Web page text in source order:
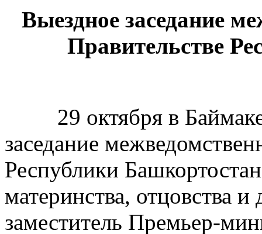
Выездное заседание
Правительстве
29 октября в Баймаке
заседание
Республики
материнства, отцовства и
заместитель Премьер-